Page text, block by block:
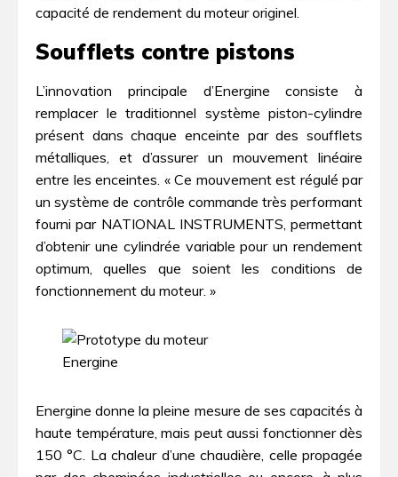
capacité de rendement du moteur originel.
Soufflets contre pistons
L’innovation principale d’Energine consiste à
remplacer le traditionnel système piston-cylindre
présent dans chaque enceinte par des soufflets
métalliques, et d’assurer un mouvement linéaire
entre les enceintes. « Ce mouvement est régulé par
un système de contrôle commande très performant
fourni par NATIONAL INSTRUMENTS, permettant
d’obtenir une cylindrée variable pour un rendement
optimum, quelles que soient les conditions de
fonctionnement du moteur. »
Energine donne la pleine mesure de ses capacités à
haute température, mais peut aussi fonctionner dès
150 °C. La chaleur d’une chaudière, celle propagée